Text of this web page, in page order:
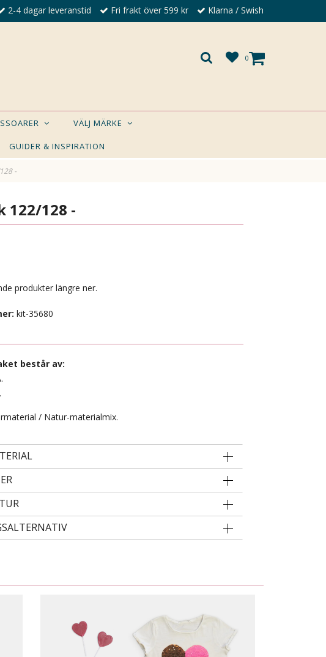
2-4 dagar leveranstid Fri frakt över 599 kr Klarna / Swish
0
VÄLJ MÄRKE
GUIDER & INSPIRATION
-
DIG?
122/128 -
produkter längre ner.
kit-35680
består av:
/ Natur-materialmix.